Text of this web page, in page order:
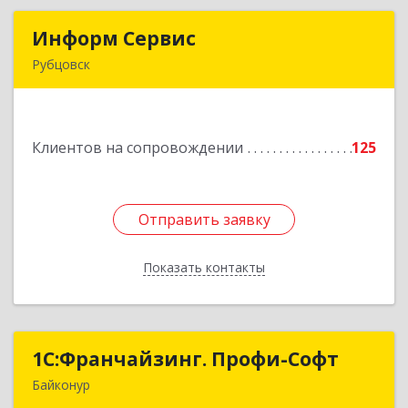
Информ Сервис
Рубцовск
Клиентов на сопровождении 125
Отправить заявку
Показать контакты
Подробнее
Отправить заявку
Назад
1С:Франчайзинг. Профи-Софт
Байконур
1С:Франчайзинг. Профи-Софт